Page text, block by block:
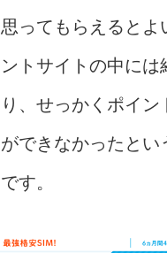
ってもらえるとよ
トサイトの中には
、せっかくポイン
できなかったとい
す。